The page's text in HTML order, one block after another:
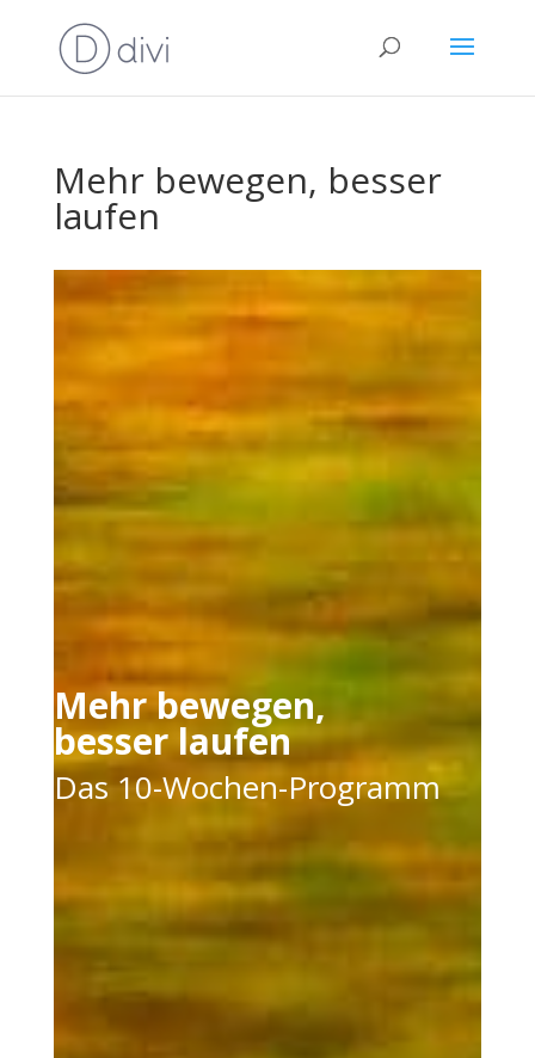
Mehr bewegen, besser
laufen
Mehr bewegen,
besser laufen
Das 10-Wochen-Programm